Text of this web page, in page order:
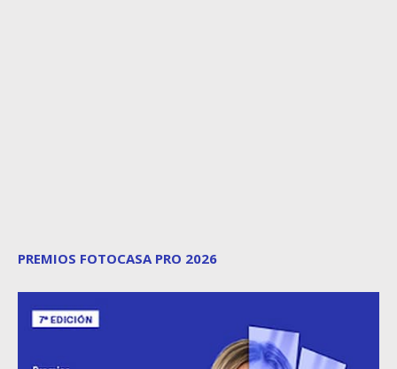
PREMIOS FOTOCASA PRO 2026